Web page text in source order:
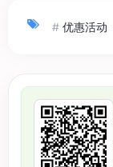
# 优惠活动